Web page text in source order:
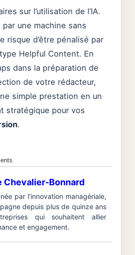
sur l’utilisation de l’IA.
une machine sans
risque d’être pénalisé par
Helpful Content. En
dans la préparation de
de votre rédacteur,
simple prestation en un
stratégique pour vos
.
Chevalier-Bonnard
par l’innovation managériale,
depuis plus de quinze ans
qui souhaitent allier
et engagement.